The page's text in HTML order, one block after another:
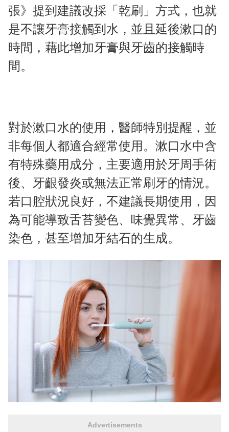
張》提到建議改採「乾刷」方式，也就
是不讓牙膏接觸到水，並且延後漱口的
時間，藉此增加牙膏與牙齒的接觸時
間。
對於漱口水的使用，醫師特別提醒，並
非每個人都適合經常使用。漱口水中含
有特殊藥用成分，主要適用於牙周手術
後、牙齦發炎或無法正常刷牙的情況。
若口腔狀況良好，不建議長期使用，因
為可能導致舌苔變色、味覺異常、牙齒
染色，甚至增加牙結石的生成。
Advertisements